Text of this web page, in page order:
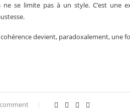
ne se limite pas à un style. C’est une
devient, paradoxalement, une